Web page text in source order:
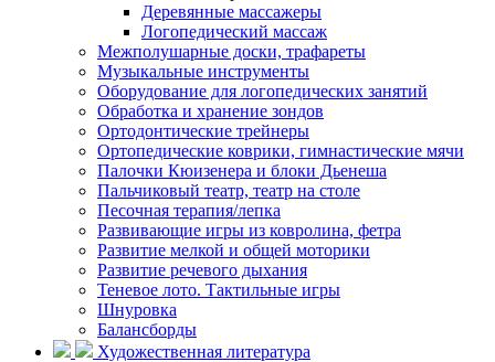
Деревянные массажеры
Логопедический массаж
Межполушарные доски, трафареты
Музыкальные инструменты
Оборудование для логопедических занятий
Обработка и хранение зондов
Ортодонтические трейнеры
Ортопедические коврики, гимнастические мячи
Палочки Кюизенера и блоки Дьенеша
Пальчиковый театр, театр на столе
Песочная терапия/лепка
Развивающие игры из ковролина, фетра
Развитие мелкой и общей моторики
Развитие речевого дыхания
Теневое лото. Тактильные игры
Шнуровка
Балансборды
Художественная литература